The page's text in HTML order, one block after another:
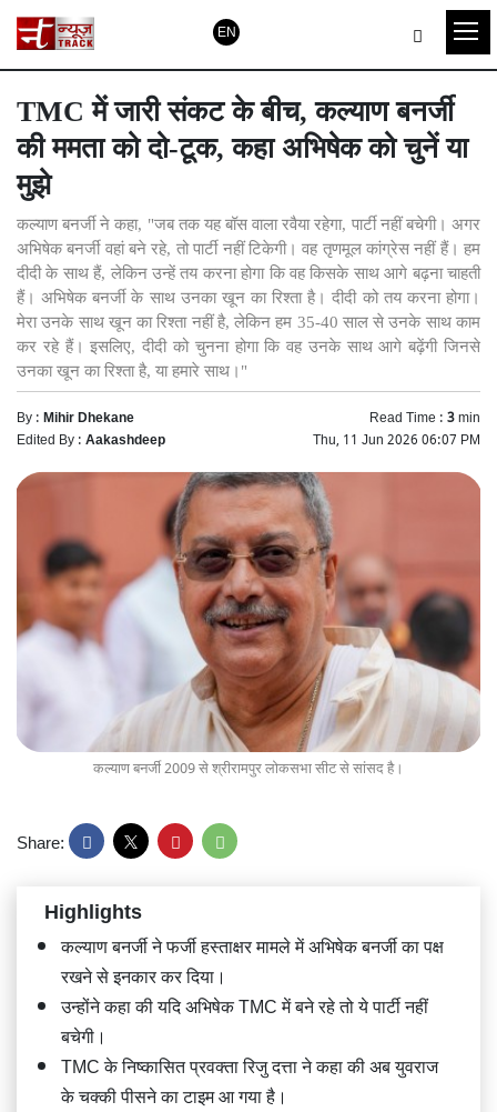
EN
TMC में जारी संकट के बीच, कल्याण बनर्जी
की ममता को दो-टूक, कहा अभिषेक को चुनें या
मुझे
कल्याण बनर्जी ने कहा, "जब तक यह बॉस वाला रवैया रहेगा, पार्टी नहीं बचेगी। अगर
अभिषेक बनर्जी वहां बने रहे, तो पार्टी नहीं टिकेगी। वह तृणमूल कांग्रेस नहीं हैं। हम
दीदी के साथ हैं, लेकिन उन्हें तय करना होगा कि वह किसके साथ आगे बढ़ना चाहती
हैं। अभिषेक बनर्जी के साथ उनका खून का रिश्ता है। दीदी को तय करना होगा।
मेरा उनके साथ खून का रिश्ता नहीं है, लेकिन हम 35-40 साल से उनके साथ काम
कर रहे हैं। इसलिए, दीदी को चुनना होगा कि वह उनके साथ आगे बढ़ेंगी जिनसे
उनका खून का रिश्ता है, या हमारे साथ।"
By :Mihir Dhekane Read Time :3min
Edited By :Aakashdeep Thu, 11 Jun 2026 06:07 PM
कल्याण बनर्जी 2009 से श्रीरामपुर लोकसभा सीट से सांसद है।
Share:
Highlights
कल्याण बनर्जी ने फर्जी हस्ताक्षर मामले में अभिषेक बनर्जी का पक्ष
रखने से इनकार कर दिया।
उन्होंने कहा की यदि अभिषेक TMC में बने रहे तो ये पार्टी नहीं
बचेगी।
TMC के निष्कासित प्रवक्ता रिजु दत्ता ने कहा की अब युवराज
के चक्की पीसने का टाइम आ गया है।